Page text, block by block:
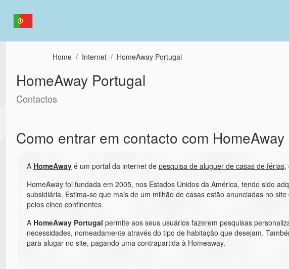
Home Internet HomeAway Portugal
HomeAway Portugal
Contactos
Como entrar em contacto com
A HomeAway é um portal da internet de pesquisa de aluguer de casas de férias,
HomeAway foi fundada em 2005, nos Estados Unidos da América, tendo sido
subsidiária. Estima-se que mais de um milhão de casas estão anunciadas no
pelos cinco continentes.
A HomeAway Portugal permite aos seus usuários fazerem pesquisas
necessidades, nomeadamente através do tipo de habitação que desejam.
para alugar no site, pagando uma contrapartida à Homeaway.